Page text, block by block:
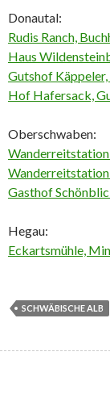
Donautal:
Rudis Ranch,
Haus
Gutshof
Hof Hafersack,
Oberschwaben:
Wanderreitstation
Wanderreitstation
Gasthof
Hegau:
Eckartsmühle,
SCHWÄBISCHE ALB